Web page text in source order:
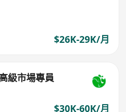
$26K-29K/月
級市場專員
$30K-60K/月